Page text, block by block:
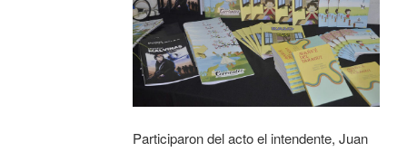
Participaron del acto el intendente, Juan